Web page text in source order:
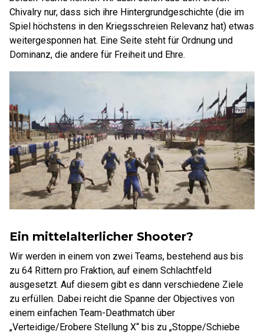
Chivalry nur, dass sich ihre Hintergrundgeschichte (die im
Spiel höchstens in den Kriegsschreien Relevanz hat) etwas
weitergesponnen hat. Eine Seite steht für Ordnung und
Dominanz, die andere für Freiheit und Ehre.
Ein mittelalterlicher Shooter?
Wir werden in einem von zwei Teams, bestehend aus bis
zu 64 Rittern pro Fraktion, auf einem Schlachtfeld
ausgesetzt. Auf diesem gibt es dann verschiedene Ziele
zu erfüllen. Dabei reicht die Spanne der Objectives von
einem einfachen Team-Deathmatch über
„Verteidige/Erobere Stellung X“ bis zu „Stoppe/Schiebe